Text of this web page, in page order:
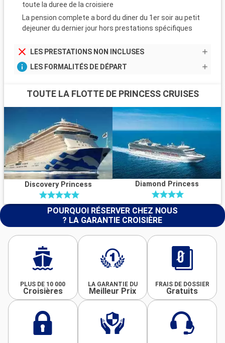
toute la duree de la croisiere
La pension complete a bord du diner du 1er soir au petit
dejeuner du dernier jour hors prestations spécifiques
LES PRESTATIONS NON INCLUSES
LES FORMALITÉS DE DÉPART
TOUTE LA FLOTTE DE PRINCESS CRUISES
Discovery Princess Diamond Princess
POURQUOI RÉSERVER CHEZ NOUS
? LA GARANTIE CROISIÈRE
PLUS DE 10 000
Croisières
LA GARANTIE DU
Meilleur Prix
FRAIS DE DOSSIER
Gratuits